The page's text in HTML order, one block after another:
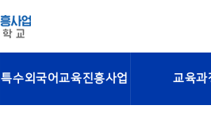
특수외국어교육진흥사업 교육과